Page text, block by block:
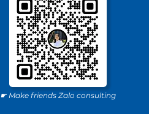
☛ Make friends Zalo consulting